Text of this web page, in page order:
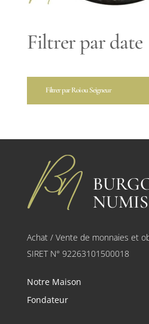
Filtrer par date
Filtrer par Roi ou Seigneur
Achat / Vente de monnaies et
SIRET N° 92263101500018
Notre Maison
Fondateur